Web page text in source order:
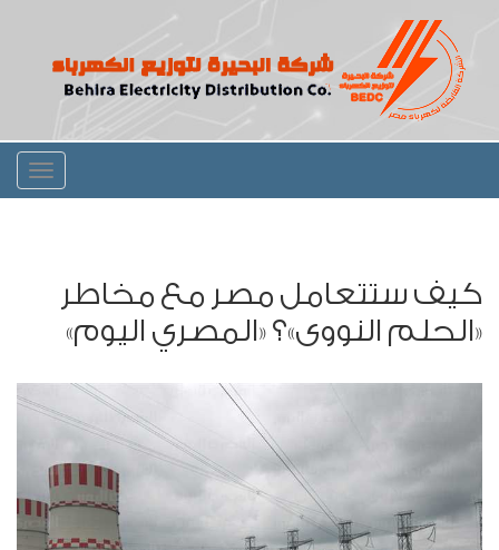
Toggle
كيف ستتعامل مصر مع مخاطر
«الحلم النووى»؟ «المصري اليوم»